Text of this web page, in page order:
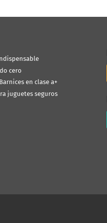
cero
en clase a+
juguetes seguros